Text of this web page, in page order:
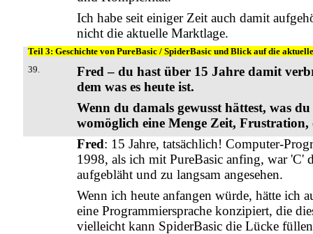
Ich habe seit einiger Zeit auch damit
nicht die aktuelle Marktlage.
Teil 3: Geschichte von PureBasic / SpiderBasic und Blick auf die
39.
Fred – du hast über 15 Jahre damit
dem was es heute ist.
Wenn du damals gewusst hättest, was
womöglich eine Menge Zeit, Frustration,
Fred: 15 Jahre, tatsächlich! Computer-
1998, als ich mit PureBasic anfing, war 'C'
aufgebläht und zu langsam angesehen.
Wenn ich heute anfangen würde, hätte ich
eine Programmiersprache konzipiert, die
vielleicht kann SpiderBasic die Lücke